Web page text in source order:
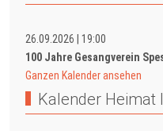
26.09.2026
19:00
100 Jahre Gesangverein
Ganzen Kalender ansehen
Kalender Heimat